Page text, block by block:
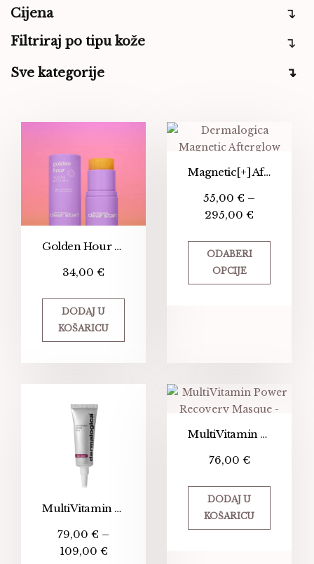
Cijena
Filtriraj po tipu kože
Sve kategorije
Golden Hour Hydrating SPF 30 Stick
34,00 €
DODAJ U
KOŠARICU
Magnetic[+] Afterglow Cleanser
55,00 € –
295,00 €
ODABERI
OPCIJE
MultiVitamin Power Firm
79,00 € –
109,00 €
MultiVitamin Power Recovery Masque – Multivitaminska maska
76,00 €
DODAJ U
KOŠARICU